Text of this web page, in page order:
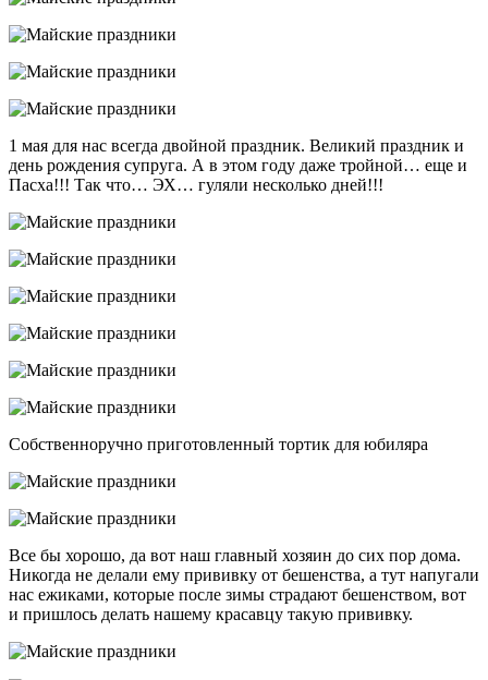
1 мая для нас всегда двойной праздник. Великий праздник и
день рождения супруга. А в этом году даже тройной… еще и
Пасха!!! Так что… ЭХ… гуляли несколько дней!!!
Собственноручно приготовленный тортик для юбиляра
Все бы хорошо, да вот наш главный хозяин до сих пор дома.
Никогда не делали ему прививку от бешенства, а тут напугали
нас ежиками, которые после зимы страдают бешенством, вот
и пришлось делать нашему красавцу такую прививку.